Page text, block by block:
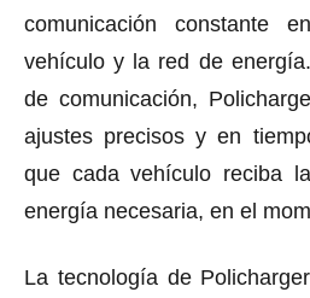
comunicación constante
vehículo y la red de
de comunicación,
ajustes precisos y en
que cada vehículo reciba
energía necesaria, en el
La tecnología de